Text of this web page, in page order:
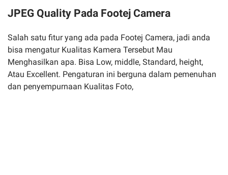
JPEG Quality Pada Footej Camera
Salah satu fitur yang ada pada Footej Camera, jadi anda
bisa mengatur Kualitas Kamera Tersebut Mau
Menghasilkan apa. Bisa Low, middle, Standard, height,
Atau Excellent. Pengaturan ini berguna dalam pemenuhan
dan penyempurnaan Kualitas Foto,